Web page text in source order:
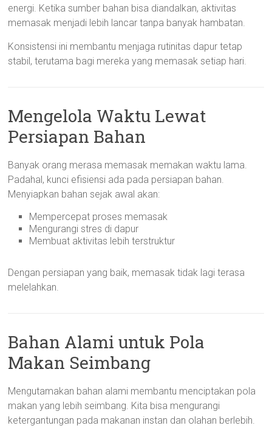
energi. Ketika sumber bahan bisa diandalkan, aktivitas
memasak menjadi lebih lancar tanpa banyak hambatan.
Konsistensi ini membantu menjaga rutinitas dapur tetap
stabil, terutama bagi mereka yang memasak setiap hari.
Mengelola Waktu Lewat
Persiapan Bahan
Banyak orang merasa memasak memakan waktu lama.
Padahal, kunci efisiensi ada pada persiapan bahan.
Menyiapkan bahan sejak awal akan:
Mempercepat proses memasak
Mengurangi stres di dapur
Membuat aktivitas lebih terstruktur
Dengan persiapan yang baik, memasak tidak lagi terasa
melelahkan.
Bahan Alami untuk Pola
Makan Seimbang
Mengutamakan bahan alami membantu menciptakan pola
makan yang lebih seimbang. Kita bisa mengurangi
ketergantungan pada makanan instan dan olahan berlebih.